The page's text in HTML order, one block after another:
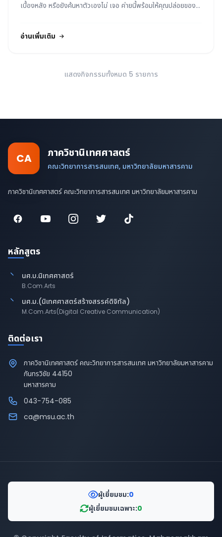
เบื้องหลัง หรือยังค้นหาตัวเองไม่ เจอ ค่ายนี้พร้อมให้คุณปล่อยของ
กัน
อ่านเพิ่มเติม
แสดงกิจกรรมทั้งหมด 5 รายการ
CA ภาควิชานิเทศศาสตร์
คณะวิทยาการสารสนเทศ, มหาวิทยาลัยมหาสารคาม
ภาควิชานิเทศศาสตร์ คณะวิทยาการสารสนเทศ มหาวิทยาลัยมหาสารคาม
หลักสูตร
นศ.บ.นิเทศศาสตร์
B.Com.Arts
นศ.ม.(นิเทศศาสตร์สร้างสรรค์ดิจิทัล)
M.Com.Arts(Digital Creative Communication)
ติดต่อเรา
ภาควิชานิเทศศาสตร์ คณะวิทยาการสารสนเทศ มหาวิทยาลัยมหาสารคาม
กันทรวิชัย 44150
มหาสารคาม
043-754-085
ca@msu.ac.th
ผู้เยี่ยมชม:0
ผู้เยี่ยมชมเฉพาะ:0